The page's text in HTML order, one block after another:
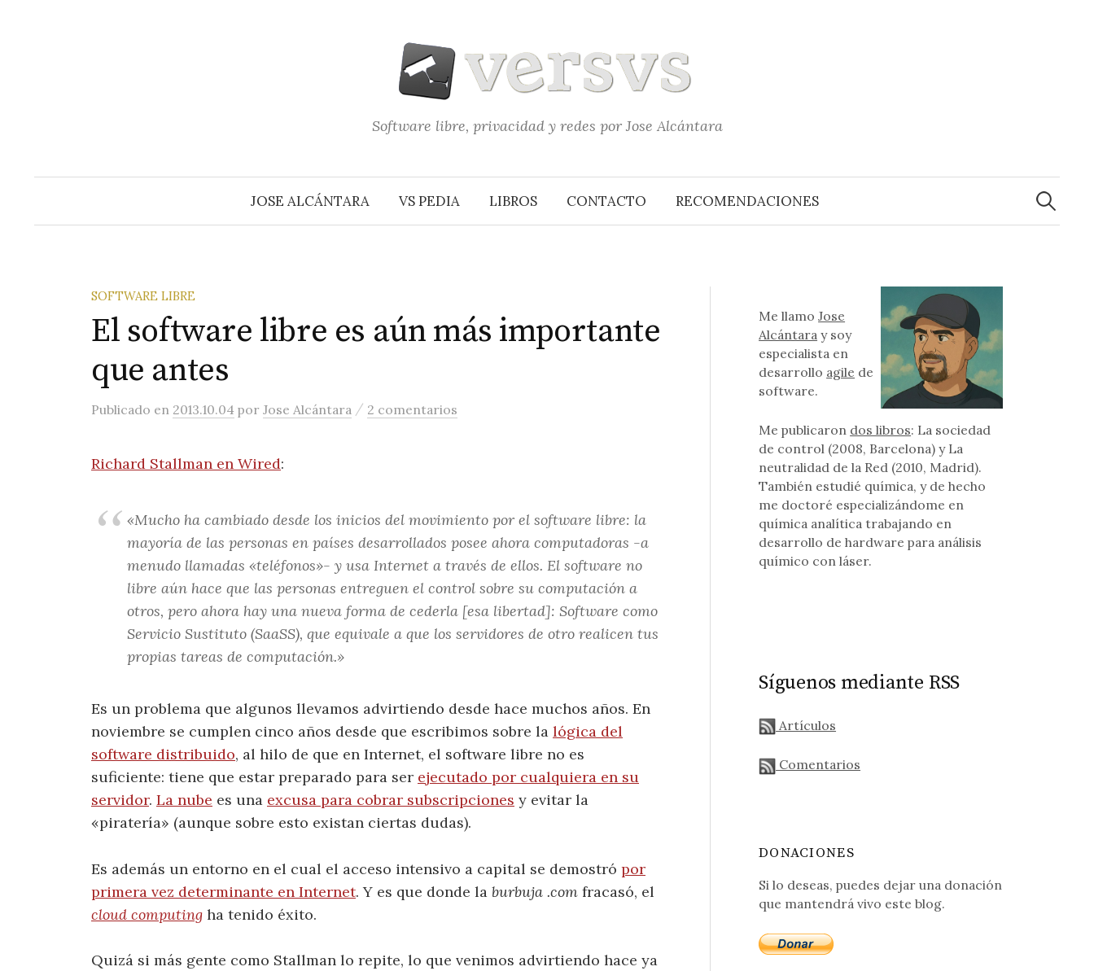
Software libre, privacidad y redes por Jose Alcántara
JOSE ALCÁNTARA VS PEDIA LIBROS CONTACTO RECOMENDACIONES
Buscar:
SOFTWARE LIBRE
El software libre es aún más importante
que antes
Publicado en 2013.10.04 por Jose Alcántara / 2 comentarios
Richard Stallman en Wired:
«Mucho ha cambiado desde los inicios del movimiento por el software libre: la
mayoría de las personas en países desarrollados posee ahora computadoras -a
menudo llamadas «teléfonos»- y usa Internet a través de ellos. El software no
libre aún hace que las personas entreguen el control sobre su computación a
otros, pero ahora hay una nueva forma de cederla [esa libertad]: Software como
Servicio Sustituto (SaaSS), que equivale a que los servidores de otro realicen tus
propias tareas de computación.»
Es un problema que algunos llevamos advirtiendo desde hace muchos años. En
noviembre se cumplen cinco años desde que escribimos sobre la lógica del
software distribuido, al hilo de que en Internet, el software libre no es
suficiente: tiene que estar preparado para ser ejecutado por cualquiera en su
servidor. La nube es una excusa para cobrar subscripciones y evitar la
«piratería» (aunque sobre esto existan ciertas dudas).
Es además un entorno en el cual el acceso intensivo a capital se demostró por
primera vez determinante en Internet. Y es que donde la burbuja .com fracasó, el
cloud computing ha tenido éxito.
Quizá si más gente como Stallman lo repite, lo que venimos advirtiendo hace ya
Me llamoJose
Alcántara y soy
especialista en
desarrollo agile de
software.
Me publicaron dos libros: La sociedad
de control (2008, Barcelona) y La
neutralidad de la Red (2010, Madrid).
También estudié química, y de hecho
me doctoré especializándome en
química analítica trabajando en
desarrollo de hardware para análisis
químico con láser.
Síguenos mediante RSS
Artículos
Comentarios
DONACIONES
Si lo deseas, puedes dejar una donación
que mantendrá vivo este blog.